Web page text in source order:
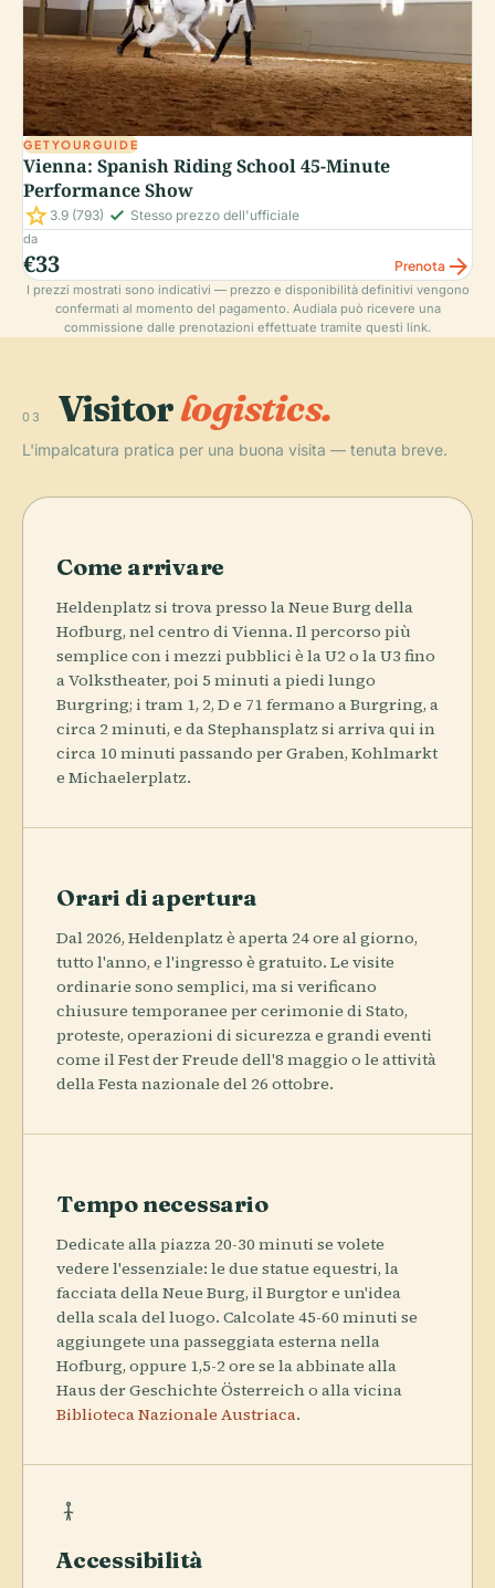
GETYOURGUIDE
Vienna: Spanish Riding School 45-Minute
Performance Show
star 3.9 (793) check_small Stesso prezzo dell'ufficiale
da
€33 Prenota arrow_forward
I prezzi mostrati sono indicativi — prezzo e disponibilità definitivi vengono
confermati al momento del pagamento. Audiala può ricevere una
commissione dalle prenotazioni effettuate tramite questi link.
03 Visitorlogistics.
L'impalcatura pratica per una buona visita — tenuta breve.
Come arrivare
Heldenplatz si trova presso la Neue Burg della
Hofburg, nel centro di Vienna. Il percorso più
semplice con i mezzi pubblici è la U2 o la U3 fino
a Volkstheater, poi 5 minuti a piedi lungo
Burgring; i tram 1, 2, D e 71 fermano a Burgring, a
circa 2 minuti, e da Stephansplatz si arriva qui in
circa 10 minuti passando per Graben, Kohlmarkt
e Michaelerplatz.
Orari di apertura
Dal 2026, Heldenplatz è aperta 24 ore al giorno,
tutto l'anno, e l'ingresso è gratuito. Le visite
ordinarie sono semplici, ma si verificano
chiusure temporanee per cerimonie di Stato,
proteste, operazioni di sicurezza e grandi eventi
come il Fest der Freude dell'8 maggio o le attività
della Festa nazionale del 26 ottobre.
Tempo necessario
Dedicate alla piazza 20-30 minuti se volete
vedere l'essenziale: le due statue equestri, la
facciata della Neue Burg, il Burgtor e un'idea
della scala del luogo. Calcolate 45-60 minuti se
aggiungete una passeggiata esterna nella
Hofburg, oppure 1,5-2 ore se la abbinate alla
Haus der Geschichte Österreich o alla vicina
Biblioteca Nazionale Austriaca.
Accessibilità